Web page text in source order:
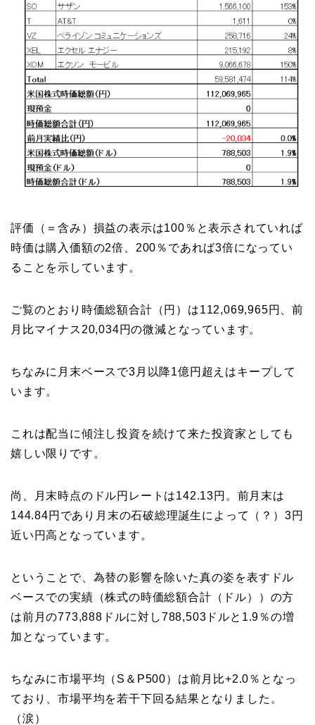
評価（＝含み）損益の表示は100％と表示されていれば
時価は購入価額の2倍、200％であれば3倍になってい
ることを示しています。
ご覧のとおり時価総額合計（円）は112,069,965円、前
月比マイナス20,034円の微減となっています。
ちなみに月末ベースで3月以降1億円超えはキープして
います。
これは配当に傾注し投資を続けて来た投資家としても
嬉しい限りです。
尚、月末時点のドル円レートは142.13円。前月末は
144.84円であり月末の石破総理誕生によって（？）3円
近い円高となっています。
ということで、為替の影響を除いた真の姿を表すドル
ベースでの実績（株式の時価総額合計（ドル））の方
は前月の773,888ドルに対し788,503ドルと1.9％の増
加となっています。
ちなみに市場平均（S＆P500）は前月比+2.0％となっ
ており、市場平均を若干下回る結果となりました。
（涙）